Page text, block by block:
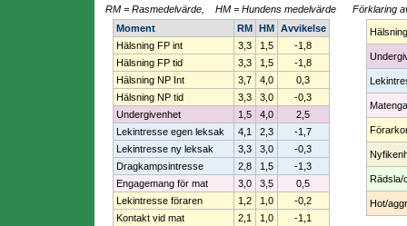
RM = Rasmedelvärde, HM = Hundens medelvärde
Moment
RM HM
Avvikelse
Hälsning FP int
3,3 1,5
-1,8
Hälsning FP tid
3,3 1,5
-1,8
Hälsning NP Int
3,7 4,0
0,3
Hälsning NP tid
3,3 3,0
-0,3
Undergivenhet
1,5 4,0
2,5
Lekintresse egen leksak
4,1 2,3
-1,7
Lekintresse ny leksak
3,3 3,0
-0,3
Dragkampsintresse
2,8 1,5
-1,3
Engagemang för mat
3,0 3,5
0,5
Lekintresse föraren
1,2 1,0
-0,2
Kontakt vid mat
2,1 1,0
-1,1
Förklaring
Hälsning
Rädsla/
Hot/